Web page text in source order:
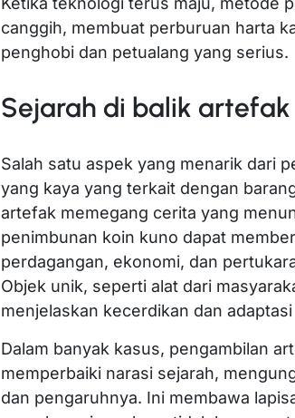
canggih, membuat perburuan harta
penghobi dan petualang yang serius.
Sejarah di balik artefak
Salah satu aspek yang menarik dari
yang kaya yang terkait dengan
artefak memegang cerita yang
penimbunan koin kuno dapat
perdagangan, ekonomi, dan
Objek unik, seperti alat dari
menjelaskan kecerdikan dan
Dalam banyak kasus, pengambilan
memperbaiki narasi sejarah,
dan pengaruhnya. Ini membawa